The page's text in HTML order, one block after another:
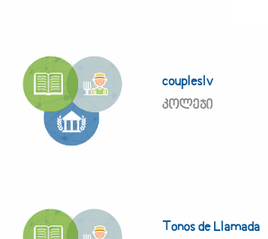
coupleslv
კოლეჯი
Tonos de Llamada